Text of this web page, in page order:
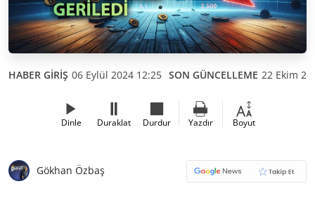
HABER GİRİŞ 06 Eylül 2024 12:25 SON GÜNCELLEME 22 Ekim
Dinle Duraklat Durdur Yazdır Boyut
Gökhan Özbaş